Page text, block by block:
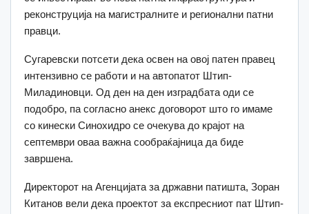
реконструција на магистралните и регионални патни
правци.
Сугаревски потсети дека освен на овој патен правец
интензивно се работи и на автопатот Штип-
Миладиновци. Од ден на ден изградбата оди се
подобро, па согласно анекс договорот што го имаме
со кинески Синохидро се очекува до крајот на
септември оваа важна сообраќајница да биде
завршена.
Директорот на Агенцијата за државни патишта, Зоран
Китанов вели дека проектот за експресниот пат Штип-